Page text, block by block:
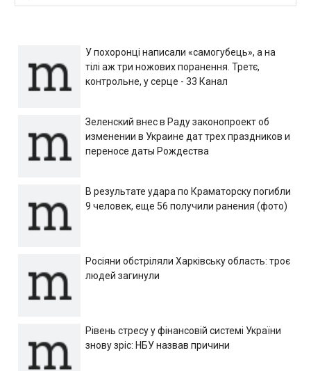
У похоронці написали «самогубець», а на
тілі аж три ножових поранення. Третє,
контрольне, у серце - 33 Канал
Зеленский внес в Раду законопроект об
изменении в Украине дат трех праздников и
переносе даты Рождества
В результате удара по Краматорску погибли
9 человек, еще 56 получили ранения (фото)
Росіяни обстріляли Харківську область: троє
людей загинули
Рівень стресу у фінансовій системі України
знову зріс: НБУ назвав причини